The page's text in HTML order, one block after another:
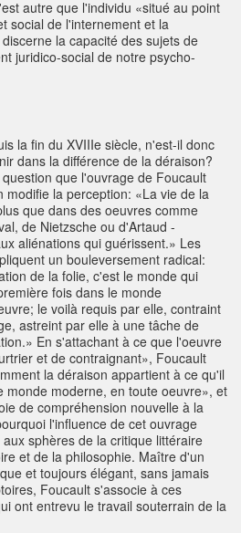
autre que l'individu «situé au point
social de l'internement et la
la capacité des sujets de
juridico-social de notre psycho-
la fin du XVIIIe siècle, n'est-il donc
dans la différence de la déraison?
que l'ouvrage de Foucault
modifie la perception: «La vie de la
que dans des oeuvres comme
de Nietzsche ou d'Artaud -
aliénations qui guérissent.» Les
un bouleversement radical:
de la folie, c'est le monde qui
fois dans le monde
le voilà requis par elle, contraint
astreint par elle à une tâche de
En s'attachant à ce que l'oeuvre
et de contraignant», Foucault
la déraison appartient à ce qu'il
monde moderne, en toute oeuvre», et
de compréhension nouvelle à la
l'influence de cet ouvrage
sphères de la critique littéraire
et de la philosophie. Maître d'un
et toujours élégant, sans jamais
Foucault s'associe à ces
ont entrevu le travail souterrain de la